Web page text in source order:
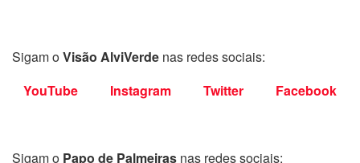
Sigam oVisão AlviVerde nas redes sociais:
YouTube
Instagram Twitter Facebook
Sigam o Papo de Palmeiras nas redes sociais: